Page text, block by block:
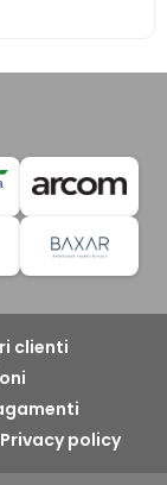
clienti
Privacy policy